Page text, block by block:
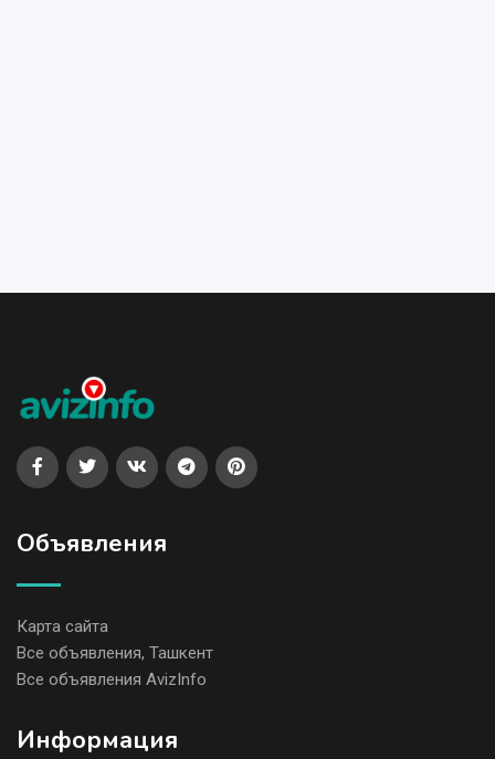
Объявления
Карта сайта
Все объявления, Ташкент
Все объявления AvizInfo
Информация